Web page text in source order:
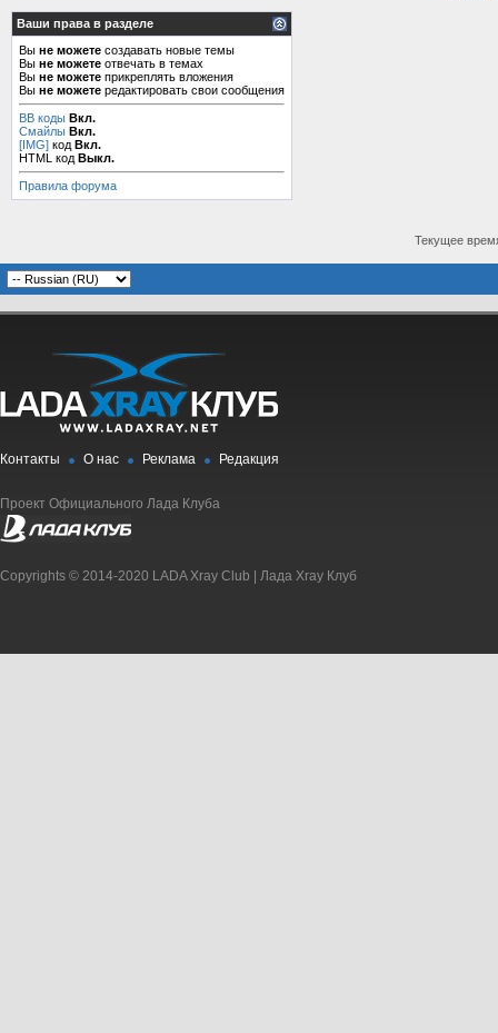
Ваши права в разделе
Вы не можете создавать новые темы
Вы не можете отвечать в темах
Вы не можете прикреплять вложения
Вы не можете редактировать свои сообщения
BB коды Вкл.
Смайлы Вкл.
[IMG] код Вкл.
HTML код Выкл.
Правила форума
Текущее
Контакты О нас Реклама Редакция
Проект Официального Лада Клуба
Copyrights © 2014-2020 LADA Xray Club | Лада Xray Клуб